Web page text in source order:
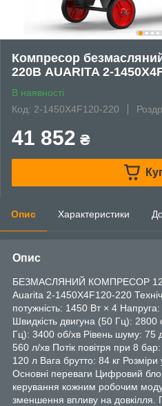
Компресор
220В AUARITA 2-
В наявності
Код: 2-1450X4F120-220
41 852 ₴
Опис Характеристики
Опис
БЕЗМАСЛЯНИЙ КОМПРЕСОР
Auarita 2-1450X4F120-220
потужність: 1450 Вт × 4
Швидкість двигуна (50 Гц): 2800
Гц): 3400 об/хв Рівень шуму: 75
560 л/хв Потік повітря при 8
120 л Вага брутто: 84 кг
Основні переваги Цифровий
керування кожним робочим
зменшення впливу на довкілля.